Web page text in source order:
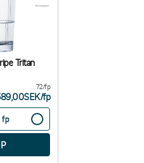
Tritan
72/fp
/fp
fp